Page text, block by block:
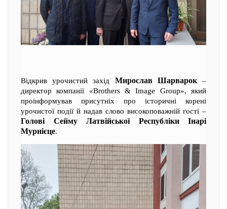
Відкрив урочистий захід Мирослав Шарварок–
директор компанії «Brothers & Image Group», який
проінформував присутніх про історичні корені
урочистої події й надав слово високоповажній гості –
Голові Сейму Латвійської Республіки
Інарі
Мурнієце.